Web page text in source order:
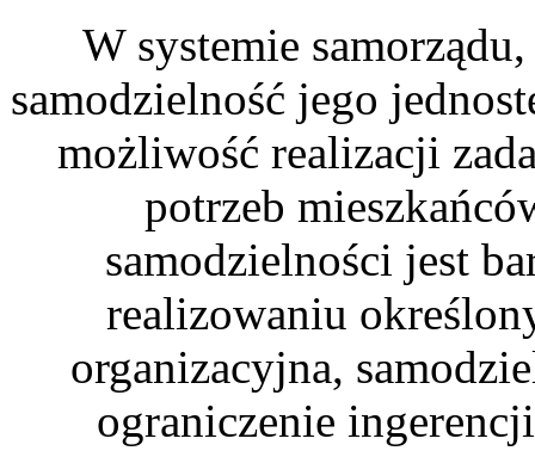
W systemie
samodzielność jego
możliwość realizacji
potrzeb
samodzielności jest
realizowaniu
organizacyjna,
ograniczenie